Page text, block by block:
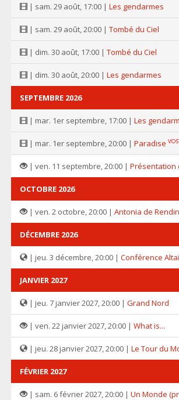
| sam. 29 août, 17:00 | Les gendarmes
| sam. 29 août, 20:00 | Tombé du Ciel
| dim. 30 août, 17:00 | Tombé du Ciel
| dim. 30 août, 20:00 | Les gendarmes
SEPTEMBRE 2026
| mar. 1er septembre, 17:00 | Les
| mar. 1er septembre, 20:00 | Paradise
| ven. 11 septembre, 20:00 | Présentation
OCTOBRE 2026
| ven. 2 octobre, 20:00 | Antonia de
DÉCEMBRE 2026
| jeu. 3 décembre, 20:00 | Conférence
JANVIER 2027
| jeu. 7 janvier 2027, 20:00 | Grand Nord
| ven. 22 janvier 2027, 20:00 | What is...
| jeu. 28 janvier 2027, 20:00 | Le Tour du
FÉVRIER 2027
| sam. 6 février 2027, 20:00 | Un Monde